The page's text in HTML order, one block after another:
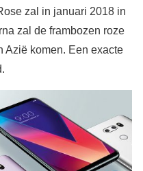
zal in januari 2018 in
zal de frambozen roze
Azië komen. Een exacte